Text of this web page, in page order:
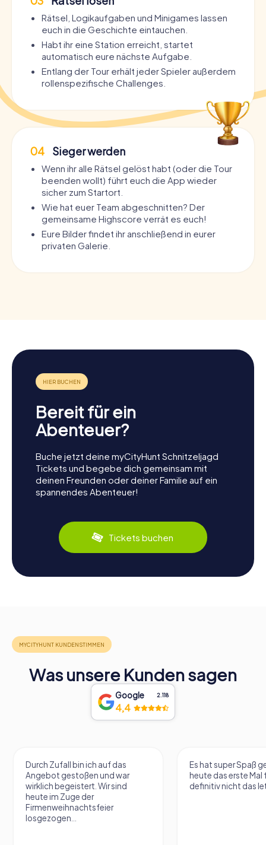
Rätsel, Logikaufgaben und Minigames lassen
euch in die Geschichte eintauchen.
Habt ihr eine Station erreicht, startet
automatisch eure nächste Aufgabe.
Entlang der Tour erhält jeder Spieler außerdem
rollenspezifische Challenges.
04 Sieger werden
Wenn ihr alle Rätsel gelöst habt (oder die Tour
beenden wollt) führt euch die App wieder
sicher zum Startort.
Wie hat euer Team abgeschnitten? Der
gemeinsame Highscore verrät es euch!
Eure Bilder findet ihr anschließend in eurer
privaten Galerie.
Bereit für ein
Abenteuer?
Buche jetzt deine myCityHunt Schnitzeljagd
Tickets und begebe dich gemeinsam mit
deinen Freunden oder deiner Familie auf ein
spannendes Abenteuer!
Tickets buchen
Was unsere Kunden sagen
Google 2.118
4,4
Durch Zufall bin ich auf das
Angebot gestoßen und war
wirklich begeistert. Wir sind
heute im Zuge der
Firmenweihnachtsfeier
losgezogen...
Es hat super Spaß
heute das erste Mal
definitiv nicht das